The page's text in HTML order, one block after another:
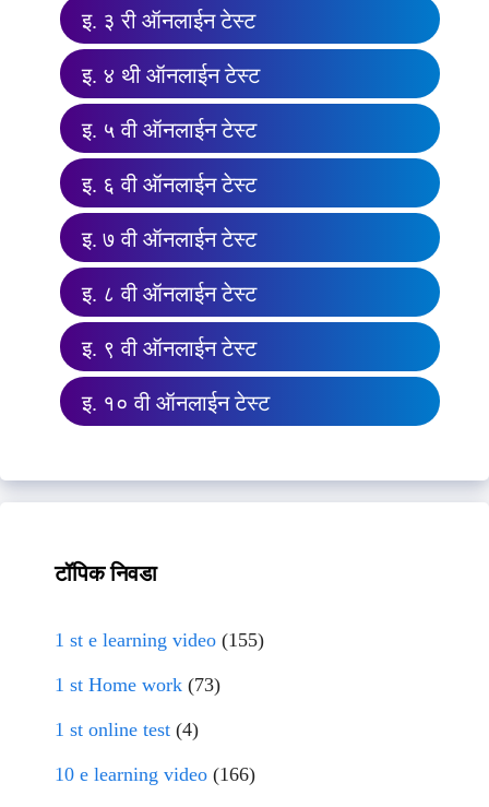
इ. ३ री ऑनलाईन टेस्ट
इ. ४ थी ऑनलाईन टेस्ट
इ. ५ वी ऑनलाईन टेस्ट
इ. ६ वी ऑनलाईन टेस्ट
इ. ७ वी ऑनलाईन टेस्ट
इ. ८ वी ऑनलाईन टेस्ट
इ. ९ वी ऑनलाईन टेस्ट
इ. १० वी ऑनलाईन टेस्ट
टॉपिक निवडा
1 st e learning video (155)
1 st Home work (73)
1 st online test (4)
10 e learning video (166)